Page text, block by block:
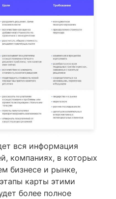
вся информация
компаниях, в которых
бизнесе и рынке,
карты этими
более полное